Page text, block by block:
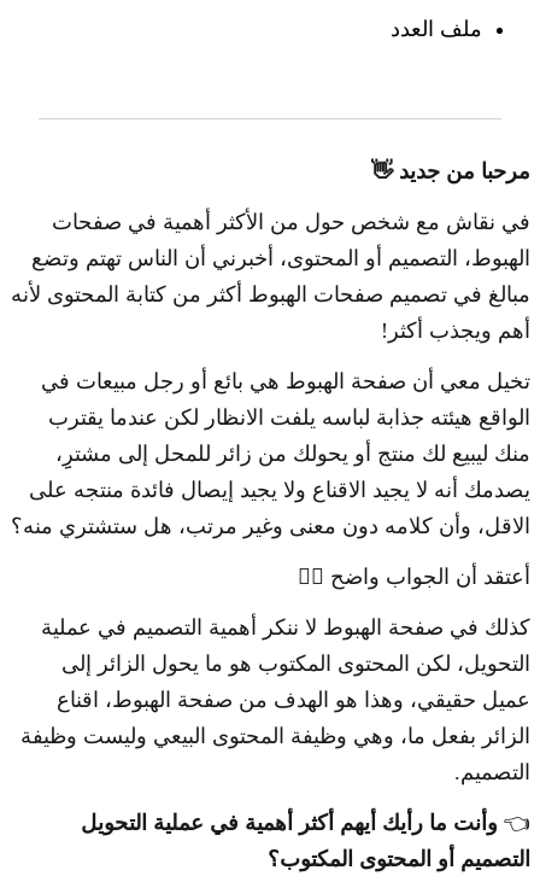
ملف العدد
مرحبا من جديد 👋
في نقاش مع شخص حول من الأكثر أهمية في صفحات
الهبوط، التصميم أو المحتوى، أخبرني أن الناس تهتم وتضع
مبالغ في تصميم صفحات الهبوط أكثر من كتابة المحتوى لأنه
أهم ويجذب أكثر!
تخيل معي أن صفحة الهبوط هي بائع أو رجل مبيعات في
الواقع هيئته جذابة لباسه يلفت الانظار لكن عندما يقترب
منك ليبيع لك منتج أو يحولك من زائر للمحل إلى مشترِِ،
يصدمك أنه لا يجيد الاقناع ولا يجيد إيصال فائدة منتجه على
الاقل، وأن كلامه دون معنى وغير مرتب، هل ستشتري منه؟
أعتقد أن الجواب واضح 🏃‍♂️
كذلك في صفحة الهبوط لا ننكر أهمية التصميم في عملية
التحويل، لكن المحتوى المكتوب هو ما يحول الزائر إلى
عميل حقيقي، وهذا هو الهدف من صفحة الهبوط، اقناع
الزائر بفعل ما، وهي وظيفة المحتوى البيعي وليست وظيفة
التصميم.
👈 وأنت ما رأيك أيهم أكثر أهمية في عملية التحويل
التصميم أو المحتوى المكتوب؟